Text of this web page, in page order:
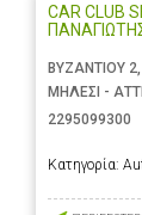
CAR CLUB
ΒΥΖΑΝΤΙΟΥ
ΜΗΛΕΣΙ -
2295099300
Κατηγορία: